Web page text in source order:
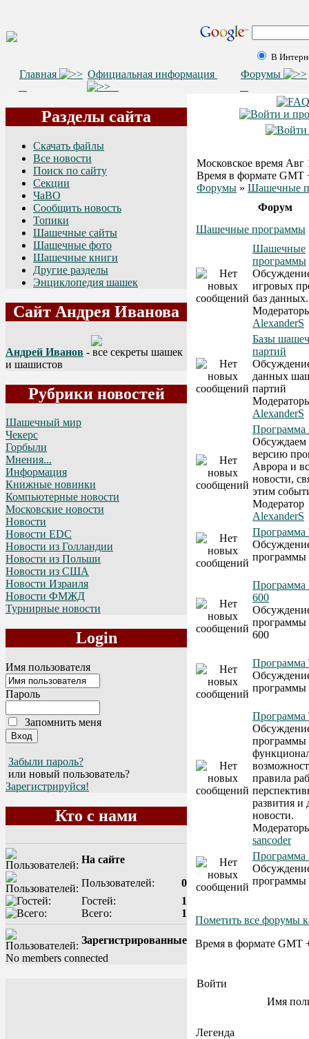
В
Главная Официальная информация Форумы
Разделы сайта
Скачать файлы
Все новости
Поиск по сайту
Секции
ЧаВО
Сообщить новость
Топики
Шашечные сайты
Шашечные фото
Шашечные книги
Другие разделы
Энциклопедия шашек
Сайт Андрея Иванова
Андрей Иванов - все секреты шашек
и шашистов
Рубрики новостей
Шашечный мир
Чекерс
Горбыли
Мнения...
Информация
Книжные новинки
Компьютерные новости
Московские новости
Новости
Новости EDC
Новости из Голландии
Новости из Польши
Новости из США
Новости Израиля
Новости ФМЖД
Турнирные новости
Login
Имя пользователя
Пароль
Запомнить меня
Забыли пароль?
или новый пользователь?
Зарегистрируйся!
Кто с нами
На сайте
Пользователей:
0
Гостей:
1
Всего:
1
Зарегистрированные
No members connected
Московское время Авг
Время в формате GMT
Форумы » Шашечные
Форум
Шашечные программы
Шашечные
программы
игровых
баз данных.
AlexanderS
Базы
партий
данных
партий
AlexanderS
Программа
Обсуждаем
версию
Аврора и
новости,
этим
Модератор
AlexanderS
Программа
программы
Программа
600
программы
600
Программа
программы
Программа
программы
правила
развития и
новости.
sancoder
Программа
программы
Пометить все форумы
Время в формате GMT
Войти
Имя
Легенда